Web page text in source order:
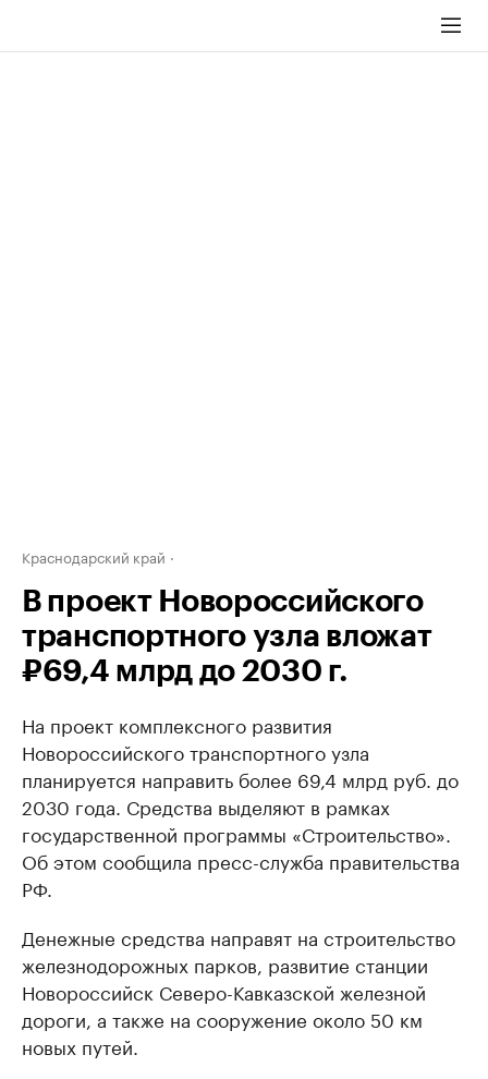
Краснодарский край
В проект Новороссийского
транспортного узла вложат
₽69,4 млрд до 2030 г.
На проект комплексного развития
Новороссийского транспортного узла
планируется направить более 69,4 млрд руб. до
2030 года. Средства выделяют в рамках
государственной программы «Строительство».
Об этом сообщила пресс-служба правительства
РФ.
Денежные средства направят на строительство
железнодорожных парков, развитие станции
Новороссийск Северо-Кавказской железной
дороги, а также на сооружение около 50 км
новых путей.